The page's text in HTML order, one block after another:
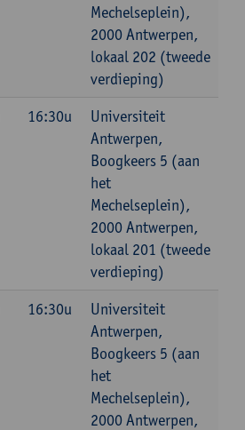
Mechelseplein),
2000 Antwerpen,
lokaal 202 (tweede
verdieping)
16:30u
Universiteit
Antwerpen,
Boogkeers 5 (aan
het
Mechelseplein),
2000 Antwerpen,
lokaal 201 (tweede
verdieping)
16:30u
Universiteit
Antwerpen,
Boogkeers 5 (aan
het
Mechelseplein),
2000 Antwerpen,